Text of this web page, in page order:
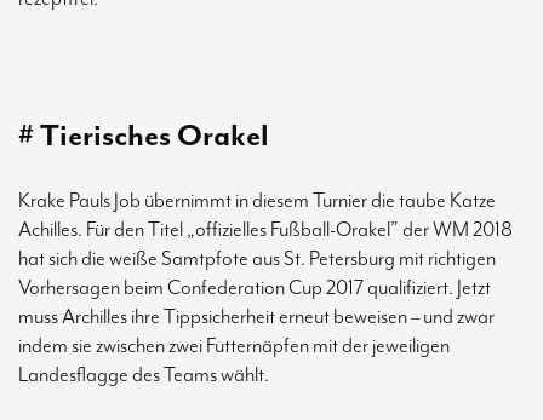
# Tierisches Orakel
Krake Pauls Job übernimmt in diesem Turnier die taube Katze
Achilles. Für den Titel „offizielles Fußball-Orakel” der WM 2018
hat sich die weiße Samtpfote aus St. Petersburg mit richtigen
Vorhersagen beim Confederation Cup 2017 qualifiziert. Jetzt
muss Archilles ihre Tippsicherheit erneut beweisen – und zwar
indem sie zwischen zwei Futternäpfen mit der jeweiligen
Landesflagge des Teams wählt.